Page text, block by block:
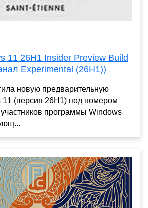
11 26H1 Insider Preview Build
Experimental (26H1))
новую предварительную
11 (версия 26H1) под номером
программы Windows